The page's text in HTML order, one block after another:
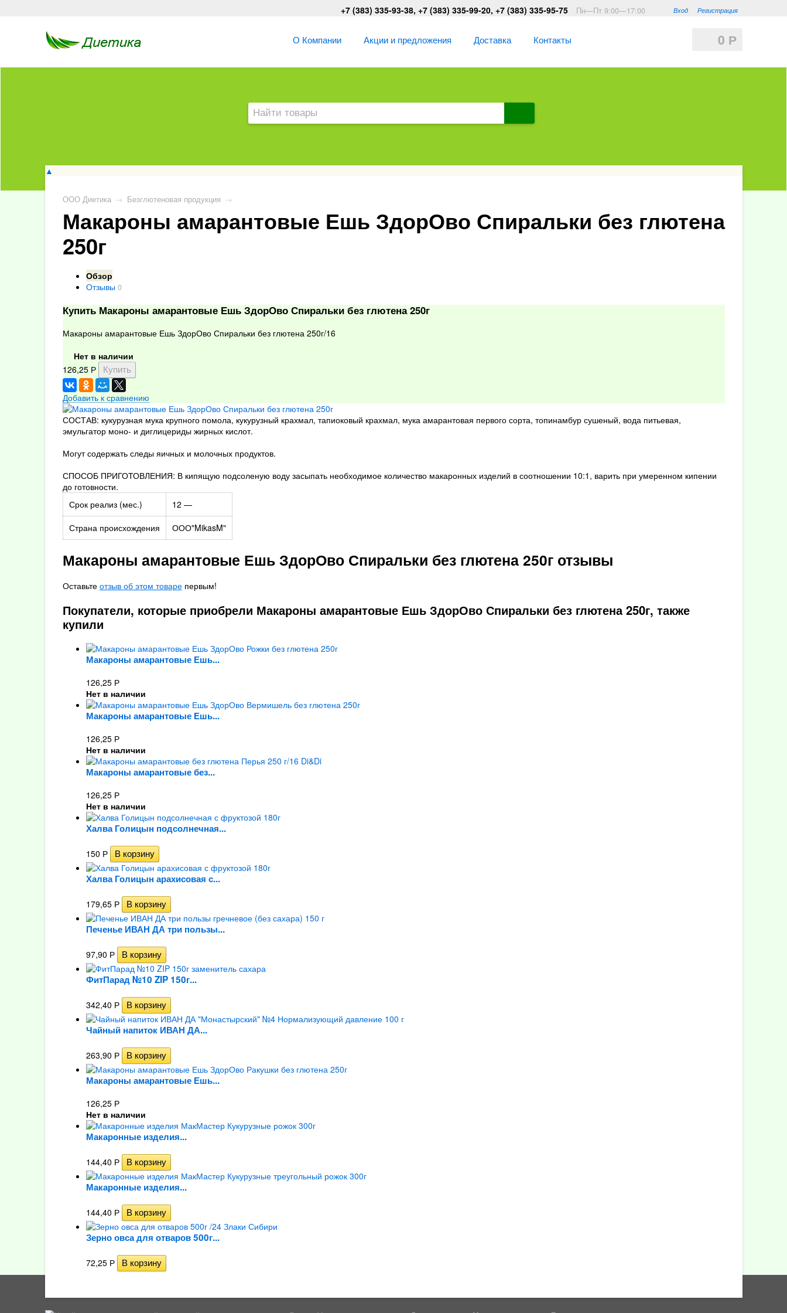
Вход Регистрация
+7 (383) 335-93-38, +7 (383) 335-99-20, +7 (383) 335-95-75 Пн—Пт 9:00—17:00
0 Р
О Компании Акции и предложения Доставка Контакты
▲
ООО Диетика → Безглютеновая продукция →
Макароны амарантовые Ешь ЗдорОво Спиральки без глютена
250г
Обзор
Отзывы 0
Купить Макароны амарантовые Ешь ЗдорОво Спиральки без глютена 250г
Макароны амарантовые Ешь ЗдорОво Спиральки без глютена 250г/16
Нет в наличии
126,25 Р
Добавить к сравнению
СОСТАВ: кукурузная мука крупного помола, кукурузный крахмал, тапиоковый крахмал, мука амарантовая первого сорта, топинамбур сушеный, вода питьевая,
эмульгатор моно- и диглицериды жирных кислот.
Могут содержать следы яичных и молочных продуктов.
СПОСОБ ПРИГОТОВЛЕНИЯ: В кипящую подсоленую воду засыпать необходимое количество макаронных изделий в соотношении 10:1, варить при умеренном кипении
до готовности.
Срок реализ (мес.)
12 —
Страна происхождения
ООО"MikasM"
Макароны амарантовые Ешь ЗдорОво Спиральки без глютена 250г отзывы
Оставьте отзыв об этом товарепервым!
Покупатели, которые приобрели Макароны амарантовые Ешь ЗдорОво Спиральки без глютена 250г, также
купили
Макароны амарантовые Ешь...
126,25 Р
Нет в наличии
Макароны амарантовые Ешь...
126,25 Р
Нет в наличии
Макароны амарантовые без...
126,25 Р
Нет в наличии
Халва Голицын подсолнечная...
150 Р
Халва Голицын арахисовая с...
179,65 Р
Печенье ИВАН ДА три пользы...
97,90 Р
ФитПарад №10 ZIP 150г...
342,40 Р
Чайный напиток ИВАН ДА...
263,90 Р
Макароны амарантовые Ешь...
126,25 Р
Нет в наличии
Макаронные изделия...
144,40 Р
Макаронные изделия...
144,40 Р
Зерно овса для отваров 500г...
72,25 Р